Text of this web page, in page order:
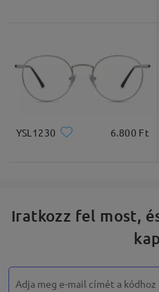
YSL1230 6.800 Ft
Iratkozz fel most,